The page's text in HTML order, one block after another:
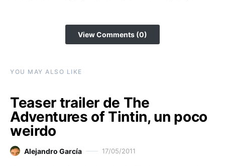
View Comments (0)
YOU MAY ALSO LIKE
Teaser trailer de The
Adventures of Tintin, un poco
weirdo
Alejandro García 17/05/2011